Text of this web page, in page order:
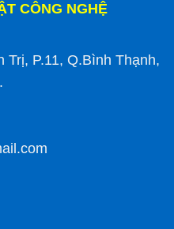
CÔNG NGHỆ
Trị, P.11, Q.Bình Thạnh,